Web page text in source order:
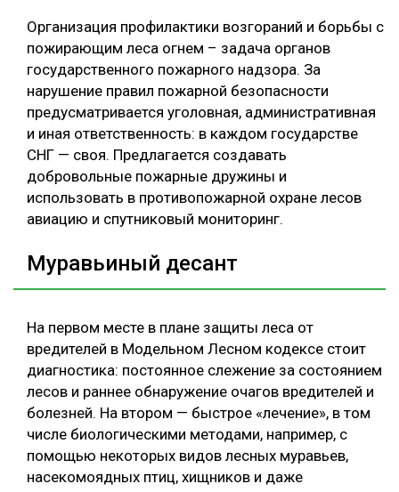
Организация профилактики возгораний и борьбы с
пожирающим леса огнем – задача органов
государственного пожарного надзора. За
нарушение правил пожарной безопасности
предусматривается уголовная, административная
и иная ответственность: в каждом государстве
СНГ — своя. Предлагается создавать
добровольные пожарные дружины и
использовать в противопожарной охране лесов
авиацию и спутниковый мониторинг.
Муравьиный десант
На первом месте в плане защиты леса от
вредителей в Модельном Лесном кодексе стоит
диагностика: постоянное слежение за состоянием
лесов и раннее обнаружение очагов вредителей и
болезней. На втором — быстрое «лечение», в том
числе биологическими методами, например, с
помощью некоторых видов лесных муравьев,
насекомоядных птиц, хищников и даже